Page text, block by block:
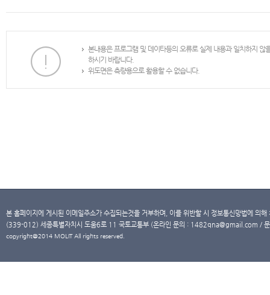
본내용은 프로그램 및 데이타등의 오류로 실제 내용과 일치하지
하시기 바랍니다.
위도면은 측량용으로 활용할 수 없습니다.
본 홈페이지에 게시된 이메일주소가 수집되는것을 거부하며, 이를 위반할 시 정보통신망법에 의
(339-012) 세종특별자치시 도움6로 11 국토교통부 (온라인 문의 : 1482qna@gmail.com /
copyright@2014 MOLIT All rights reserved.